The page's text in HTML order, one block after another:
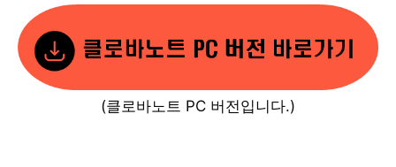
(클로바노트 PC 버전입니다.)